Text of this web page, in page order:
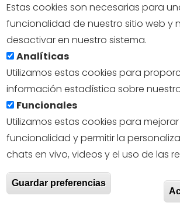
Estas cookies son necesarias para
funcionalidad de nuestro sitio web y
desactivar en nuestro sistema.
Analíticas
Utilizamos estas cookies para
información estadística sobre
Funcionales
Utilizamos estas cookies para
funcionalidad y permitir la
chats en vivo, videos y el uso de las
Guardar preferencias
reservas@turismodesegovia.com
info@turismodesegovia.com
Aviso legal |
Portal de la Concejalía de Turismo (Ayuntamiento de
Municipal de Turismo de Segovia ©
Todos los derechos reservados.